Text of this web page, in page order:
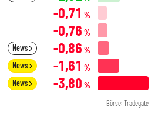
-0,71 %
-0,76 %
News -0,86 %
News -1,61 %
News -3,80 %
Börse: Tradegate